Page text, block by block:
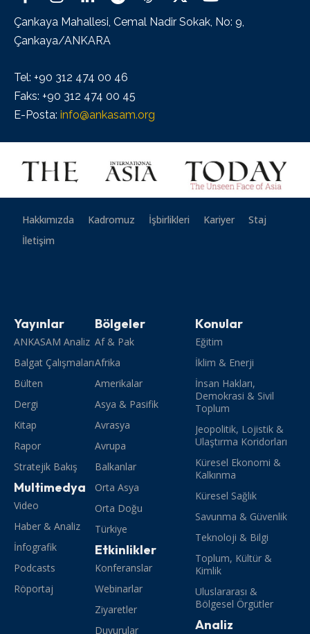
Çankaya Mahallesi, Cemal Nadir Sokak, No: 9,
Çankaya/ANKARA
Tel: +90 312 474 00 46
Faks: +90 312 474 00 45
E-Posta: info@ankasam.org
Hakkımızda Kadromuz İşbirlikleri Kariyer
Staj
İletişim
Yayınlar
ANKASAM Analiz
Balgat Çalışmaları
Bülten
Dergi
Kitap
Rapor
Stratejik Bakış
Multimedya
Video
Haber & Analiz
İnfografik
Podcasts
Röportaj
Bölgeler
Af & Pak
Afrika
Amerikalar
Asya & Pasifik
Avrasya
Avrupa
Balkanlar
Orta Asya
Orta Doğu
Türkiye
Etkinlikler
Konferanslar
Webinarlar
Ziyaretler
Duyurular
Konular
Eğitim
İklim & Enerji
İnsan Hakları,
Demokrasi & Sivil
Toplum
Jeopolitik, Lojistik &
Ulaştırma Koridorları
Küresel Ekonomi &
Kalkınma
Küresel Sağlık
Savunma & Güvenlik
Teknoloji & Bilgi
Toplum, Kültür &
Kimlik
Uluslararası &
Bölgesel Örgütler
Analiz